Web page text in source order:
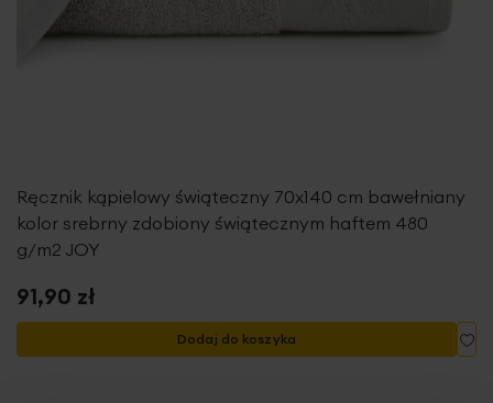
Ręcznik kąpielowy świąteczny 70x140 cm bawełniany
kolor srebrny zdobiony świątecznym haftem 480
g/m2 JOY
91,90 zł
Dodaj do koszyka